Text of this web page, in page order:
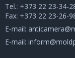
Tel.: +373 22 23-34-
Fax: +373 22 23-26-
E-mail:
E-mail: